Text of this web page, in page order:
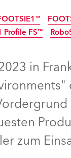
IP65
Profile FS™
in
zum